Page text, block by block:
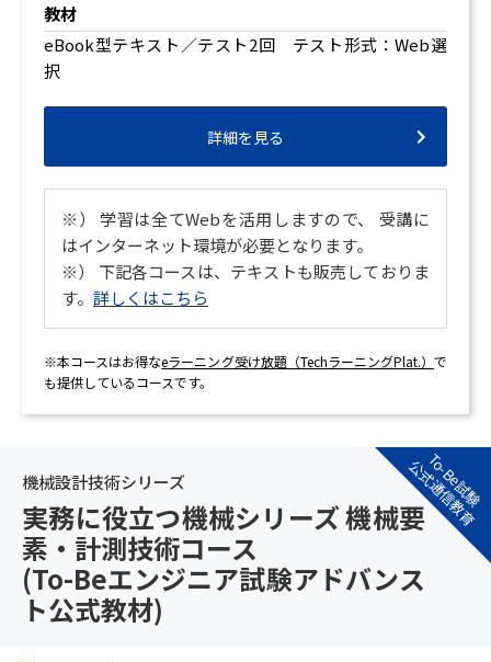
教材
eBook型テキスト／テスト2回 テスト形式：Web選
択
詳細を見る
※） 学習は全てWebを活用しますので、 受講に
はインターネット環境が必要となります。
※） 下記各コースは、テキストも販売しておりま
す。 詳しくはこちら
※本コースはお得なeラーニング受け放題（TechラーニングPlat.）で
も提供しているコースです。
機械設計技術シリーズ
実務に役立つ機械シリーズ 機械要
素・計測技術コース
(To-Beエンジニア試験アドバンス
ト公式教材)
To-Be試験
公式通信教育